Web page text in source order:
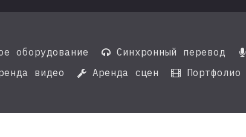
оборудование Синхронный перевод 
видео Аренда сцен Портфолио